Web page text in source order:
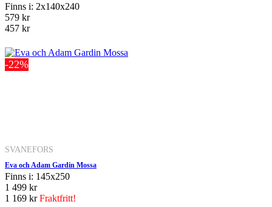
Finns i: 2x140x240
579 kr
457 kr
-22%
SVANEFORS
Eva och Adam Gardin Mossa
Finns i: 145x250
1 499 kr
1 169 krFraktfritt!